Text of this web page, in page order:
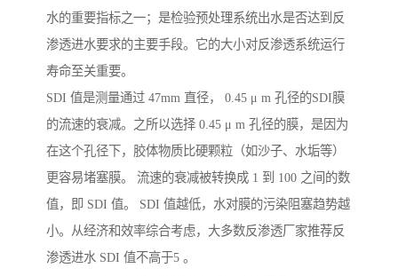
水的重要指标之一；是检验预处理系统出水是否达到反
渗透进水要求的主要手段。它的大小对反渗透系统运行
寿命至关重要。
SDI 值是测量通过 47mm 直径， 0.45 μ m 孔径的SDI膜
的流速的衰减。之所以选择 0.45 μ m 孔径的膜，是因为
在这个孔径下，胶体物质比硬颗粒（如沙子、水垢等）
更容易堵塞膜。 流速的衰减被转换成 1 到 100 之间的数
值，即 SDI 值。 SDI 值越低，水对膜的污染阻塞趋势越
小。从经济和效率综合考虑，大多数反渗透厂家推荐反
渗透进水 SDI 值不高于5 。